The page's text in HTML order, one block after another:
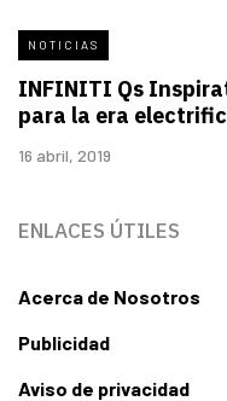
NOTICIAS
INFINITI Qs
para la era
16 abril, 2019
ENLACES ÚTILES
Acerca de Nosotros
Publicidad
Aviso de privacidad